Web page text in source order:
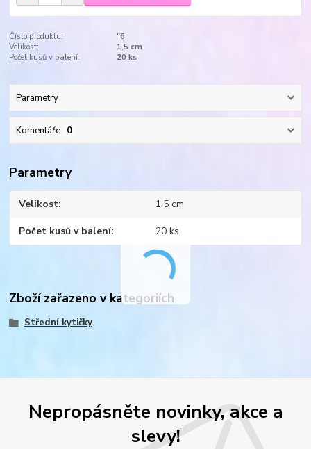
Číslo produktu:
"6
Velikost:
1,5 cm
Počet kusů v balení:
20 ks
Parametry
Komentáře 0
Parametry
Velikost 1,5 cm
Počet kusů v balení 20 ks
Zboží zařazeno v kategoriích
Střední kytičky
Nepropásněte novinky, akce a
slevy!